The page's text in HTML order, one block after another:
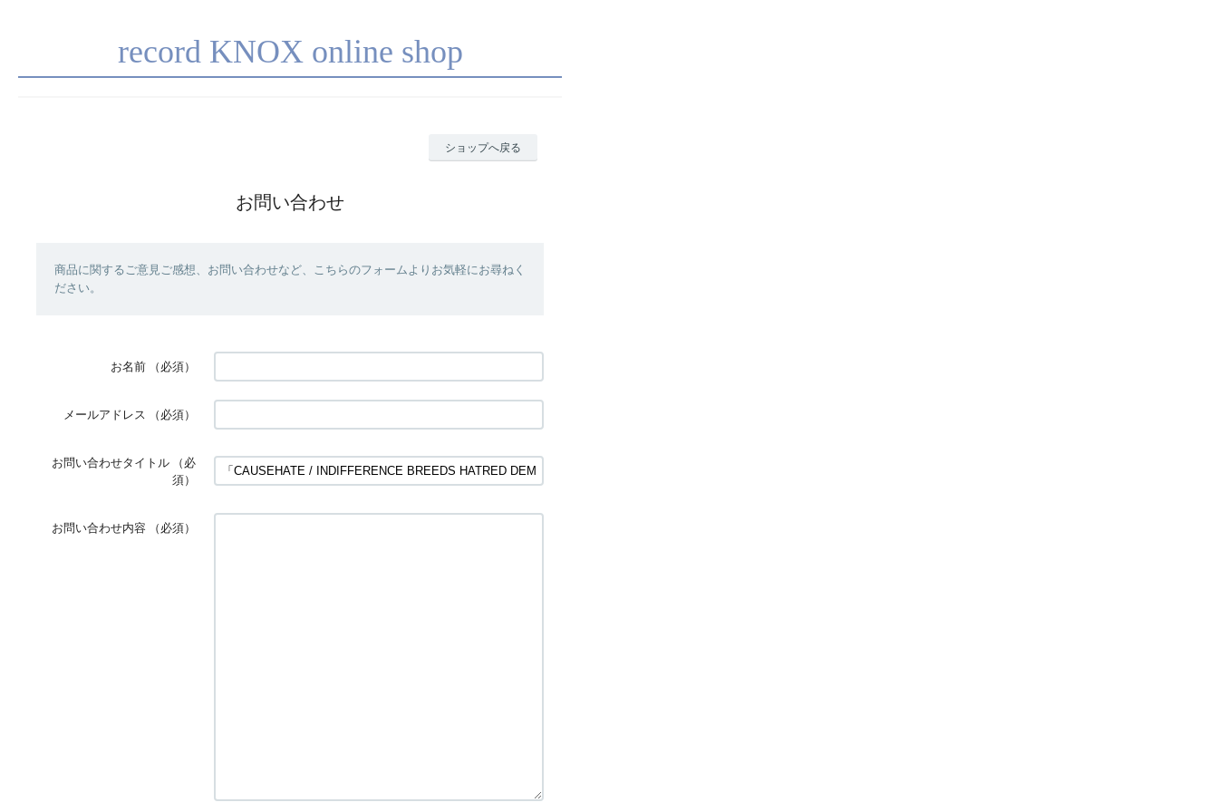
record KNOX online shop
ショップへ戻る
お問い合わせ
商品に関するご意見ご感想、お問い合わせなど、こちらのフォームよりお気軽にお尋ねく
ださい。
お名前 （必須）
メールアドレス （必須）
お問い合わせタイトル
（必
須）
お問い合わせ内容 （必須）